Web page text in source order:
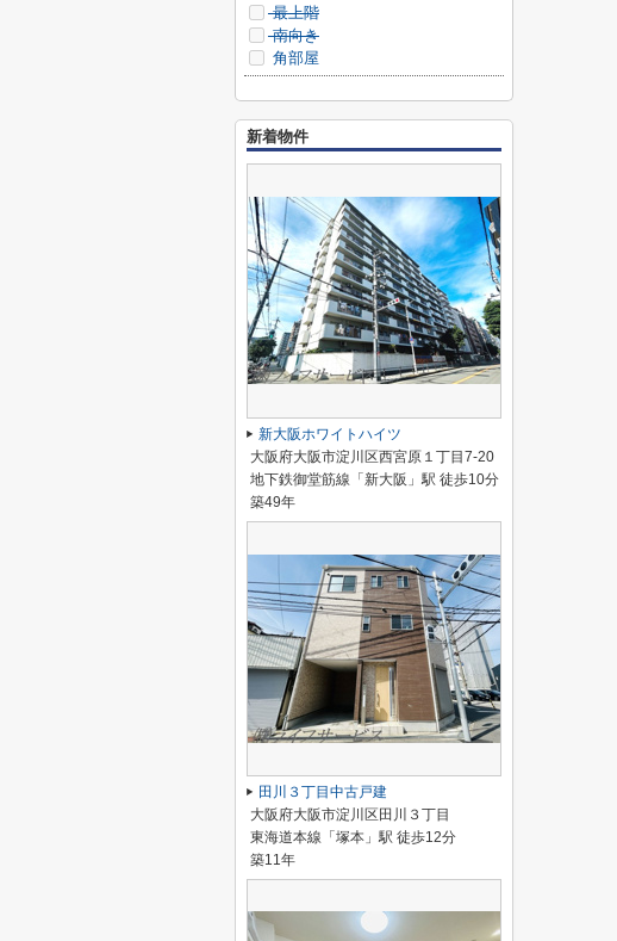
最上階
南向き
角部屋
新着物件
新大阪ホワイトハイツ
大阪府大阪市淀川区西宮原１丁目7-20
地下鉄御堂筋線「新大阪」駅 徒歩10分
築49年
田川３丁目中古戸建
大阪府大阪市淀川区田川３丁目
東海道本線「塚本」駅 徒歩12分
築11年